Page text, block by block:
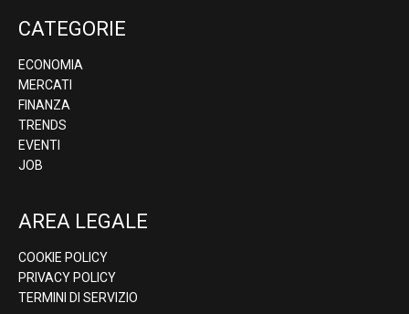
CATEGORIE
ECONOMIA
MERCATI
FINANZA
TRENDS
EVENTI
JOB
AREA LEGALE
COOKIE POLICY
PRIVACY POLICY
TERMINI DI SERVIZIO